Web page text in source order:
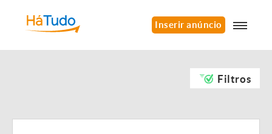
Inserir anúncio
Filtros